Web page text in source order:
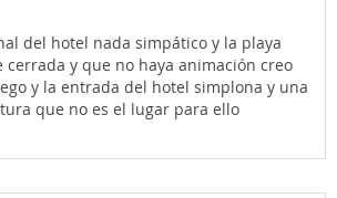
del hotel nada simpático y la playa
cerrada y que no haya animación creo
y la entrada del hotel simplona y una
que no es el lugar para ello